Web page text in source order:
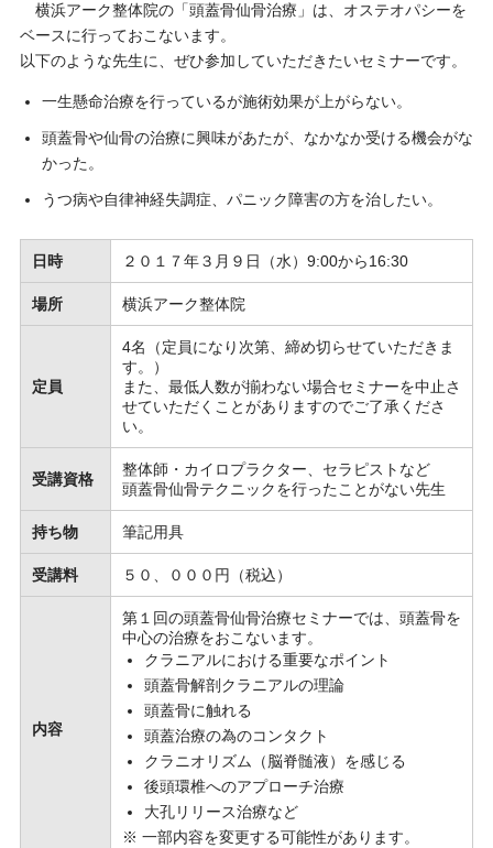
横浜アーク整体院の「頭蓋骨仙骨治療」は、オステオパシーを
ベースに行っておこないます。
以下のような先生に、ぜひ参加していただきたいセミナーです。
一生懸命治療を行っているが施術効果が上がらない。
頭蓋骨や仙骨の治療に興味があたが、なかなか受ける機会がな
かった。
うつ病や自律神経失調症、パニック障害の方を治したい。
日時 ２０１７年３月９日（水）9:00から16:30
場所 横浜アーク整体院
定員
4名（定員になり次第、締め切らせていただきま
す。）
また、最低人数が揃わない場合セミナーを中止さ
せていただくことがありますのでご了承くださ
い。
受講資格
整体師・カイロプラクター、セラピストなど
頭蓋骨仙骨テクニックを行ったことがない先生
持ち物 筆記用具
受講料 ５０、０００円（税込）
内容
第１回の頭蓋骨仙骨治療セミナーでは、頭蓋骨を
中心の治療をおこないます。
クラニアルにおける重要なポイント
頭蓋骨解剖クラニアルの理論
頭蓋骨に触れる
頭蓋治療の為のコンタクト
クラニオリズム（脳脊髄液）を感じる
後頭環椎へのアプローチ治療
大孔リリース治療など
※ 一部内容を変更する可能性があります。